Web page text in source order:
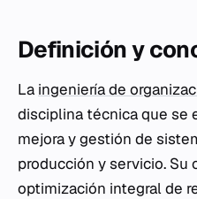
Definición y
La ingeniería de
disciplina técnica que se
mejora y gestión de
producción y servicio. Su
optimización integral de